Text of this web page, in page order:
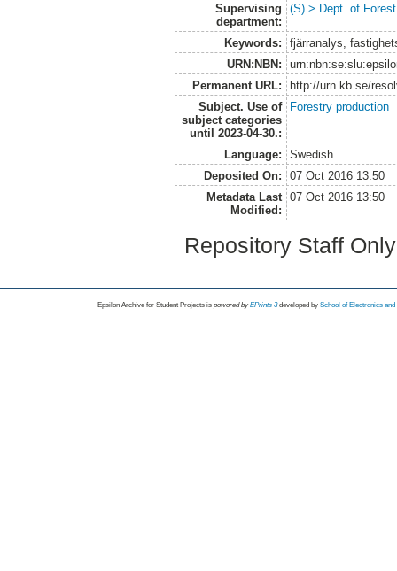
Supervising
department:
(S) > Dept. of
Keywords:
fjärranalys,
URN:NBN:
Permanent URL:
http://urn.kb.se/
Subject. Use of
subject categories
until 2023-04-30.:
Forestry production
Language:
Swedish
Deposited On:
07 Oct 2016 13:50
Metadata Last
Modified:
07 Oct 2016 13:50
Repository Staff
Epsilon Archive for Student Projects is powored byEPrints 3 developed by School of Electronics